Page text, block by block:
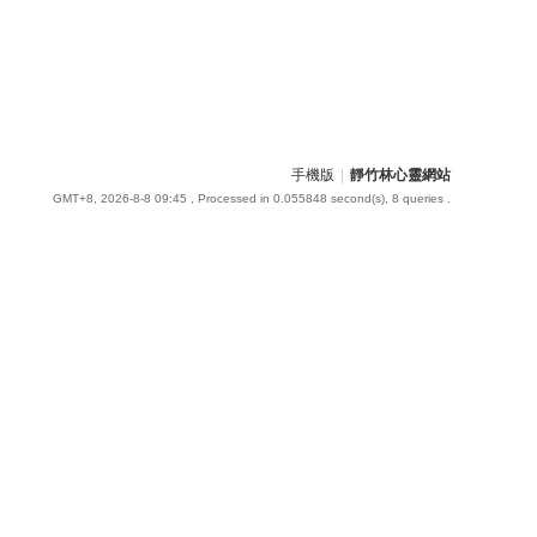
手機版 靜竹林心靈網站
GMT+8, 2026-8-8 09:45 , Processed in 0.055848 second(s), 8 queries .